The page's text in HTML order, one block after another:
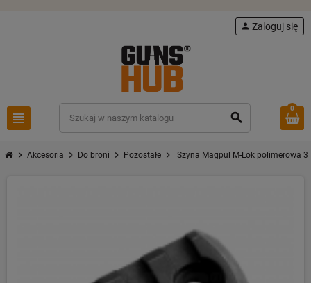
view_headline search
person Zaloguj się
0
chevron_right Akcesoria chevron_right Do broni chevron_right Pozostałe chevron_right Szyna Magpul M-Lok polimerowa 3